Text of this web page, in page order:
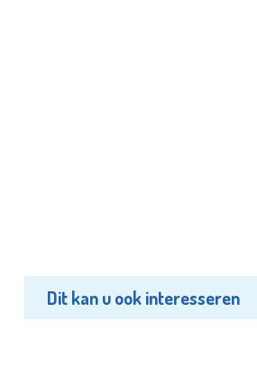
Dit kan u ook interesseren